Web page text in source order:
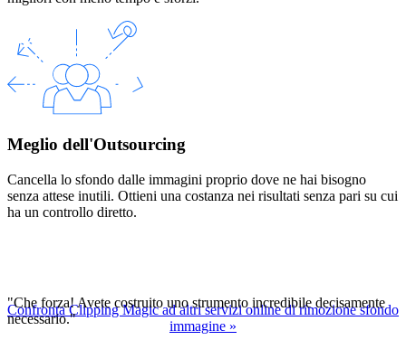
Meglio dell'Outsourcing
Cancella lo sfondo dalle immagini proprio dove ne hai bisogno
senza attese inutili. Ottieni una costanza nei risultati senza pari su cui
ha un controllo diretto.
Confronta Clipping Magic ad altri servizi online di rimozione sfondo
immagine »
"Che forza! Avete costruito uno strumento incredibile decisamente
necessario."